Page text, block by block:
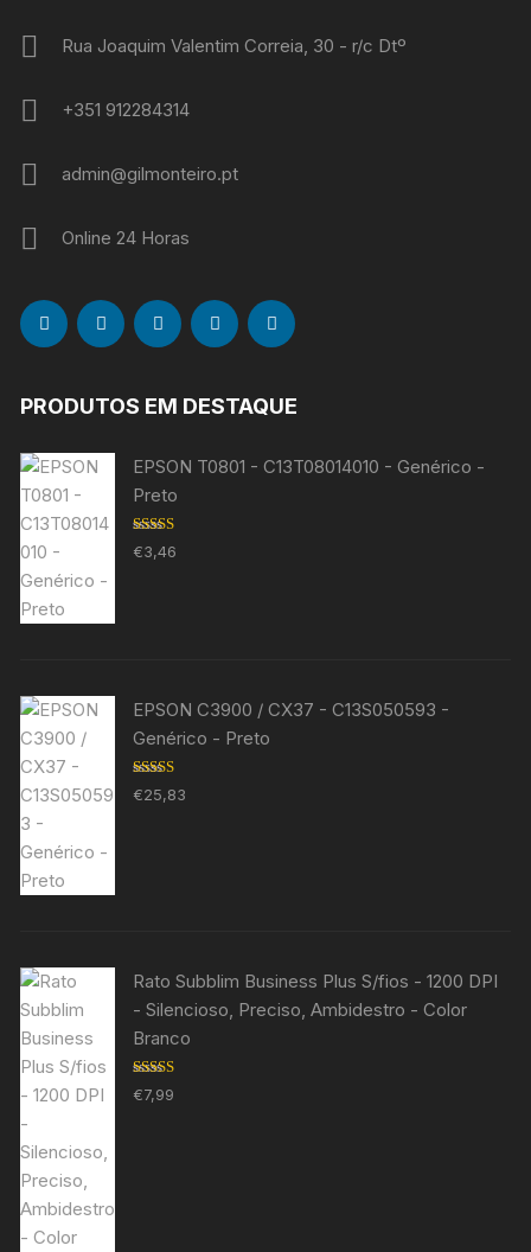
Rua Joaquim Valentim Correia, 30 - r/c Dtº
+351 912284314
admin@gilmonteiro.pt
Online 24 Horas
PRODUTOS EM DESTAQUE
EPSON T0801 - C13T08014010 - Genérico -
Preto
Avaliação
5.00 de 5
€3,46
EPSON C3900 / CX37 - C13S050593 -
Genérico - Preto
Avaliação
5.00de 5
€25,83
Rato Subblim Business Plus S/fios - 1200 DPI
- Silencioso, Preciso, Ambidestro - Color
Branco
Avaliação
5.00de 5
€7,99